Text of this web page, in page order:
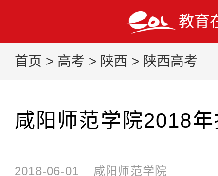
教育
首页 > 高考 > 陕西 > 陕西高考
咸阳师范学院2018
2018-06-01 咸阳师范学院